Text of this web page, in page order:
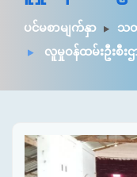
ပင်မစာမျက်နှာ
သ
လူမှုဝန်ထမ်းဦးစီး